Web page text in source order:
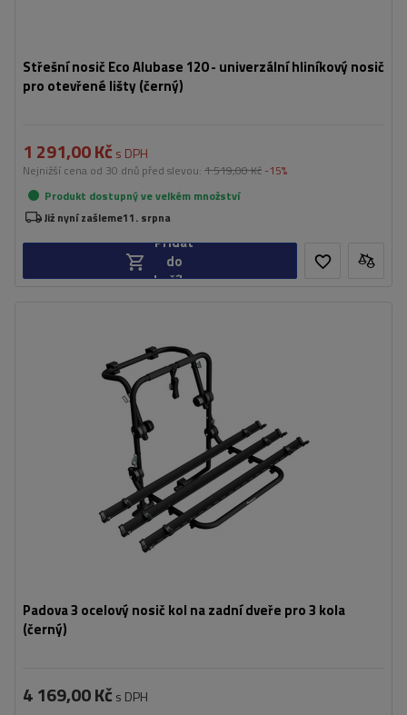
Střešní nosič Eco Alubase 120 - univerzální hliníkový nosič
pro otevřené lišty (černý)
1 291,00 Kč s DPH
Nejnižší cena od 30 dnů před slevou: 1 519,00 Kč -15%
Produkt dostupný ve velkém množství
Již nyní zašleme11. srpna
Přidat
do
košíku
Padova 3 ocelový nosič kol na zadní dveře pro 3 kola
(černý)
Nosnost nosiče jízdních kol:
45 kg
univerzální montážní systém
kompatibilní se všemi typy karoserií
4 169,00 Kč s DPH